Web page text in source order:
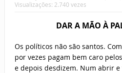
Visualizações: 2.740 vezes
DAR A MÃO À
Os políticos não são santos.
por vezes pagam bem caro
e depois desdizem. Num abrir